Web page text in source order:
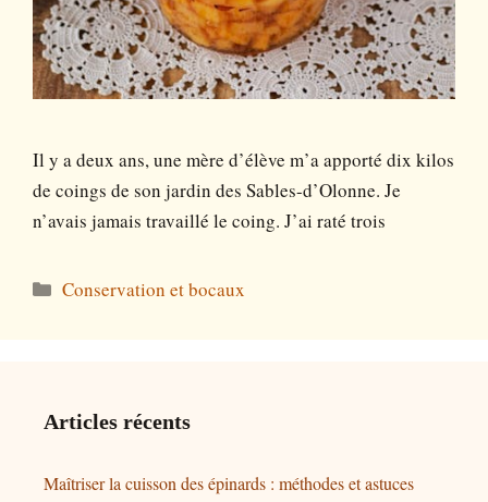
Il y a deux ans, une mère d’élève m’a apporté dix kilos
de coings de son jardin des Sables-d’Olonne. Je
n’avais jamais travaillé le coing. J’ai raté trois
Catégories
Conservation et bocaux
Articles récents
Maîtriser la cuisson des épinards : méthodes et astuces